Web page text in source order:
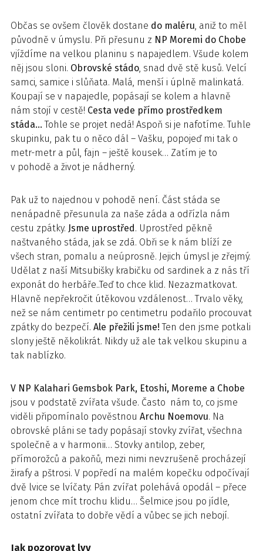
Občas se ovšem člověk dostane do maléru, aniž to měl
původně v úmyslu. Při přesunu z NP Moremi do Chobe
vjíždíme na velkou planinu s napajedlem. Všude kolem
něj jsou sloni. Obrovské stádo, snad dvě stě kusů. Velcí
samci, samice i slůňata. Malá, menší i úplně malinkatá.
Koupají se v napajedle, popásají se kolem a hlavně
nám stojí v cestě! Cesta vede přímo prostředkem
stáda… Tohle se projet nedá! Aspoň si je nafotíme. Tuhle
skupinku, pak tu o něco dál – Vašku, popojeď mi tak o
metr-metr a půl, fajn – ještě kousek… Zatím je to
v pohodě a život je nádherný.
Pak už to najednou v pohodě není. Část stáda se
nenápadně přesunula za naše záda a odřízla nám
cestu zpátky. Jsme uprostřed. Uprostřed pěkně
naštvaného stáda, jak se zdá. Obři se k nám blíží ze
všech stran, pomalu a neúprosně. Jejich úmysl je zřejmý.
Udělat z naší Mitsubišky krabičku od sardinek a z nás tří
exponát do herbáře..Teď to chce klid. Nezazmatkovat.
Hlavně nepřekročit útěkovou vzdálenost… Trvalo věky,
než se nám centimetr po centimetru podařilo procouvat
zpátky do bezpečí. Ale přežili jsme! Ten den jsme potkali
slony ještě několikrát. Nikdy už ale tak velkou skupinu a
tak nablízko.
V NP Kalahari Gemsbok Park, Etoshi, Moreme a Chobe
jsou v podstatě zvířata všude. Často nám to, co jsme
viděli připomínalo pověstnou Archu Noemovu. Na
obrovské pláni se tady popásají stovky zvířat, všechna
společně a v harmonii… Stovky antilop, zeber,
přímorožců a pakoňů, mezi nimi nevzrušeně procházejí
žirafy a pštrosi. V popředí na malém kopečku odpočívají
dvě lvice se lvíčaty. Pán zvířat polehává opodál – přece
jenom chce mít trochu klidu… Šelmice jsou po jídle,
ostatní zvířata to dobře vědí a vůbec se jich nebojí.
Jak pozorovat lvy